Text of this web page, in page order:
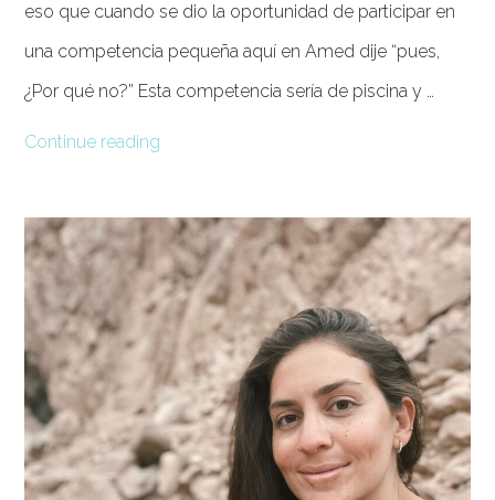
eso que cuando se dio la oportunidad de participar en
una competencia pequeña aquí en Amed dije “pues,
¿Por qué no?” Esta competencia sería de piscina y …
Continue reading